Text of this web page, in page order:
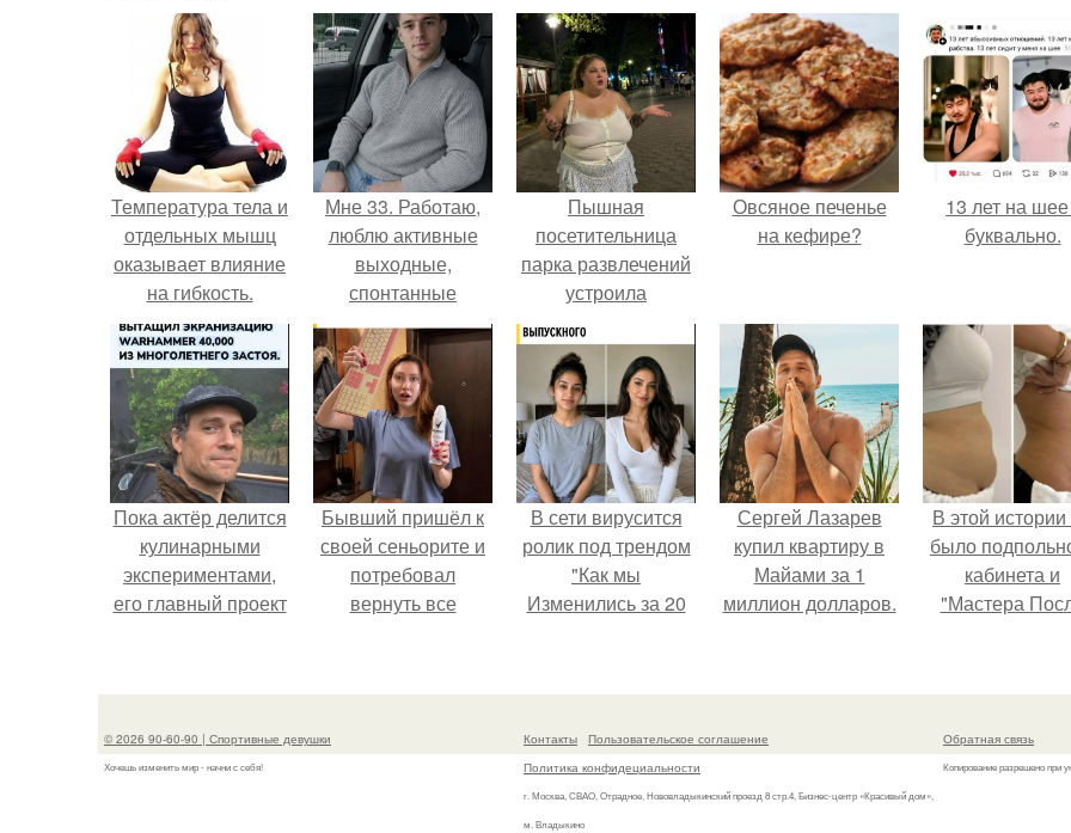
Температура тела и
отдельных мышц
оказывает влияние
на гибкость.
Мне 33. Работаю,
люблю активные
выходные,
спонтанные
поездки и вечера в
хорошей компании.
Пышная
посетительница
парка развлечений
устроила
обсуждение в
соцсетях после
неожиданного
столкновения с
правилами
безопасности.
Овсяное печенье
на кефире?
13 лет на
буквально.
Пока актёр делится
кулинарными
экспериментами,
его главный проект
Бывший пришёл к
своей сеньорите и
потребовал
вернуть все
В сети вирусится
ролик под трендом
"Как мы
Изменились за 20
Сергей Лазарев
купил квартиру в
Майами за 1
миллион долларов.
В этой
было
кабинета и
"Мастера
© 2026 90-60-90 | Спортивные девушки
Хочешь изменить мир - начни с себя!
Контакты
Пользовательское соглашение
Политика конфидециальности
г. Москва, СВАО, Отрадное, Нововладыкинский проезд 8 стр.4, Бизнес-центр «Красивый дом»,
м. Владыкино
Обратная связь
Копирование разрешено при